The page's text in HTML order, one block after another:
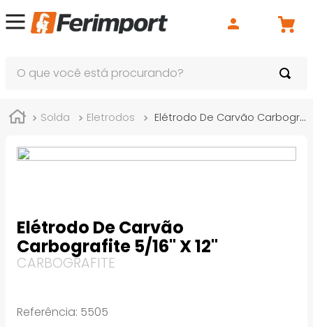
Solda Eletrodos Elétrodo De Carvão Carbografite 5/16" X 12"
Elétrodo De Carvão
Carbografite 5/16" X 12"
CARBOGRAFITE
Referência: 5505